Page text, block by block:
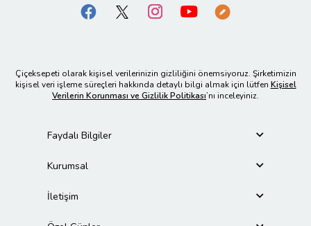
Çiçeksepeti olarak kişisel verilerinizin gizliliğini önemsiyoruz. Şirketimizin
kişisel veri işleme süreçleri hakkında detaylı bilgi almak için lütfen Kişisel
Verilerin Korunması ve Gizlilik Politikası’nı inceleyiniz.
Faydalı Bilgiler
Kurumsal
İletişim